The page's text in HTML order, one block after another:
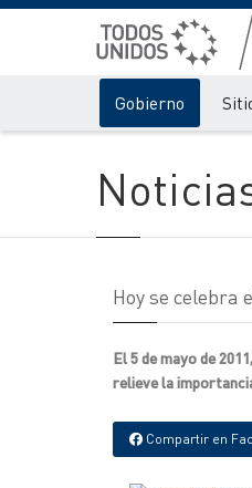
Gobierno
Hoy se celebra
El 5 de mayo de
relieve la
Compartir en